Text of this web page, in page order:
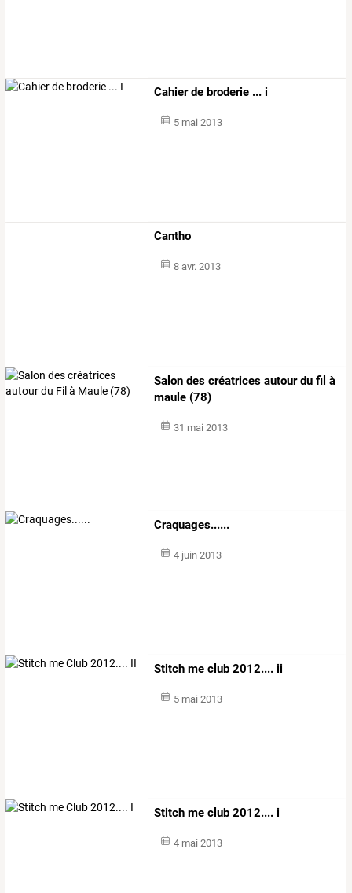
Cahier de broderie ... i
5 mai 2013
Cantho
8 avr. 2013
Salon des créatrices autour du fil à
maule (78)
31 mai 2013
Craquages......
4 juin 2013
Stitch me club 2012.... ii
5 mai 2013
Stitch me club 2012.... i
4 mai 2013